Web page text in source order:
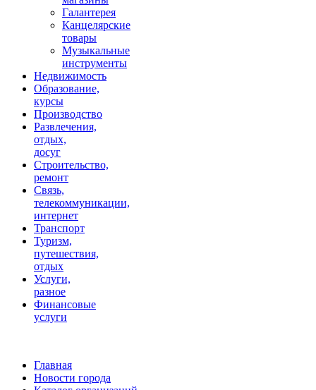
Галантерея
Канцелярские
товары
Музыкальные
инструменты
Недвижимость
Образование,
курсы
Производство
Развлечения,
отдых,
досуг
Строительство,
ремонт
Связь,
телекоммуникации,
интернет
Транспорт
Туризм,
путешествия,
отдых
Услуги,
разное
Финансовые
услуги
Главная
Новости города